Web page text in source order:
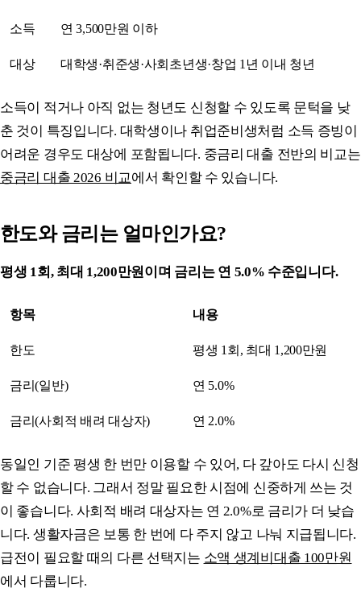
소득 연 3,500만원 이하
대상 대학생·취준생·사회초년생·창업 1년 이내 청년
소득이 적거나 아직 없는 청년도 신청할 수 있도록 문턱을 낮
춘 것이 특징입니다. 대학생이나 취업준비생처럼 소득 증빙이
어려운 경우도 대상에 포함됩니다. 중금리 대출 전반의 비교는
중금리 대출 2026 비교에서 확인할 수 있습니다.
한도와 금리는 얼마인가요?
평생 1회, 최대 1,200만원이며 금리는 연 5.0% 수준입니다.
항목 내용
한도 평생 1회, 최대 1,200만원
금리(일반) 연 5.0%
금리(사회적 배려 대상자) 연 2.0%
동일인 기준 평생 한 번만 이용할 수 있어, 다 갚아도 다시 신청
할 수 없습니다. 그래서 정말 필요한 시점에 신중하게 쓰는 것
이 좋습니다. 사회적 배려 대상자는 연 2.0%로 금리가 더 낮습
니다. 생활자금은 보통 한 번에 다 주지 않고 나눠 지급됩니다.
급전이 필요할 때의 다른 선택지는 소액 생계비대출 100만원
에서 다룹니다.